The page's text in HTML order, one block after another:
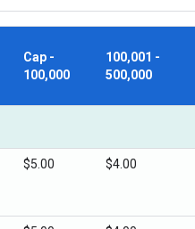
Cap -
100,000
100,001 -
500,000
$5.00 $4.00